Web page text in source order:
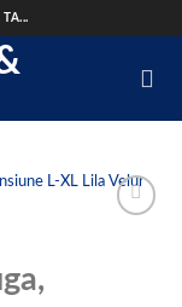
TA...